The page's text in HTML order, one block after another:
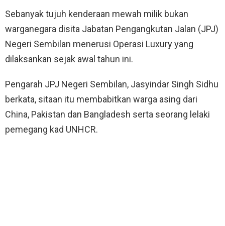
Sebanyak tujuh kenderaan mewah milik bukan
warganegara disita Jabatan Pengangkutan Jalan (JPJ)
Negeri Sembilan menerusi Operasi Luxury yang
dilaksankan sejak awal tahun ini.
Pengarah JPJ Negeri Sembilan, Jasyindar Singh Sidhu
berkata, sitaan itu membabitkan warga asing dari
China, Pakistan dan Bangladesh serta seorang lelaki
pemegang kad UNHCR.